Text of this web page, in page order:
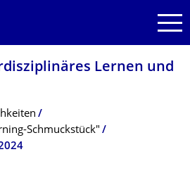
Lernen und
Schmuckstück"